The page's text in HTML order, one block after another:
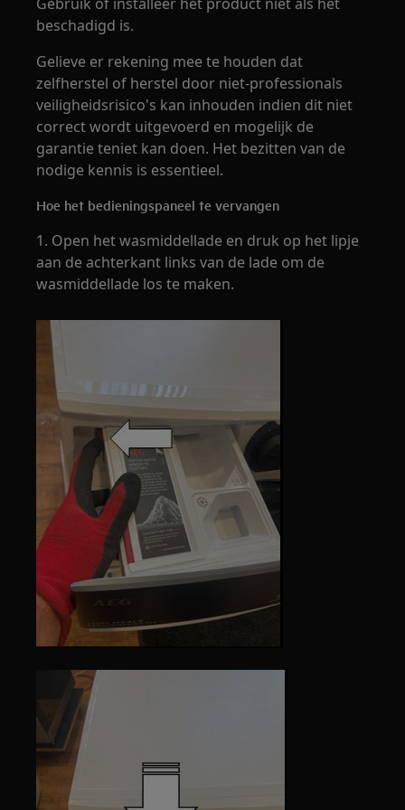
beschadigd is.
Gelieve er rekening mee te houden dat
zelfherstel of herstel door niet-professionals
veiligheidsrisico's kan inhouden indien dit niet
correct wordt uitgevoerd en mogelijk de
garantie teniet kan doen. Het bezitten van de
nodige kennis is essentieel.
Hoe het bedieningspaneel te vervangen
1. Open het wasmiddellade en druk op het lipje
aan de achterkant links van de lade om de
wasmiddellade los te maken.